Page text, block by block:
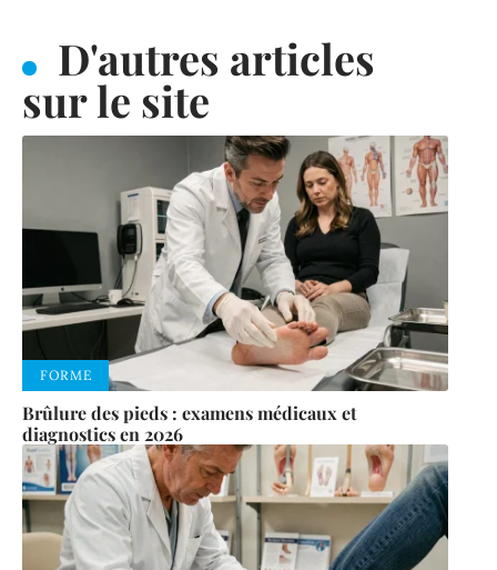
D'autres articles
sur le site
FORME
Brûlure des pieds : examens médicaux et
diagnostics en 2026